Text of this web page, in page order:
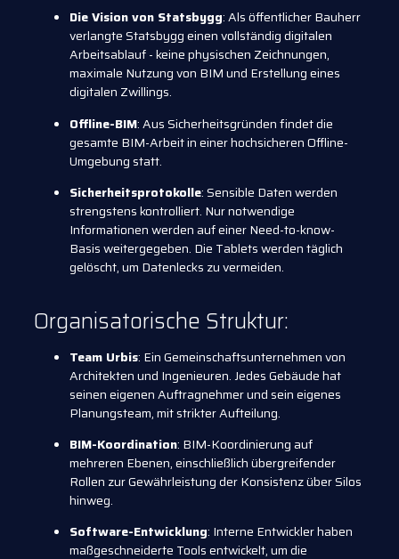
Die Vision von Statsbygg: Als öffentlicher Bauherr
verlangte Statsbygg einen vollständig digitalen
Arbeitsablauf - keine physischen Zeichnungen,
maximale Nutzung von BIM und Erstellung eines
digitalen Zwillings.
Offline-BIM: Aus Sicherheitsgründen findet die
gesamte BIM-Arbeit in einer hochsicheren Offline-
Umgebung statt.
Sicherheitsprotokolle: Sensible Daten werden
strengstens kontrolliert. Nur notwendige
Informationen werden auf einer Need-to-know-
Basis weitergegeben. Die Tablets werden täglich
gelöscht, um Datenlecks zu vermeiden.
Organisatorische Struktur:
Team Urbis: Ein Gemeinschaftsunternehmen von
Architekten und Ingenieuren. Jedes Gebäude hat
seinen eigenen Auftragnehmer und sein eigenes
Planungsteam, mit strikter Aufteilung.
BIM-Koordination: BIM-Koordinierung auf
mehreren Ebenen, einschließlich übergreifender
Rollen zur Gewährleistung der Konsistenz über Silos
hinweg.
Software-Entwicklung: Interne Entwickler haben
maßgeschneiderte Tools entwickelt, um die